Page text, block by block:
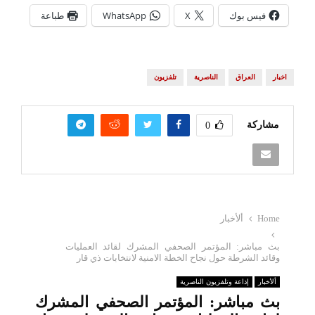
فيس بوك X
WhatsApp طباعة
اخبار العراق الناصرية تلفزيون
مشاركة 0
Home ألأخبار
بث مباشر: المؤتمر الصحفي المشرك لقائد العمليات
وقائد الشرطة حول نجاح الخطة الامنية لانتخابات ذي قار
ألأخبار إذاعة وتلفزيون الناصرية
بث مباشر: المؤتمر الصحفي المشرك